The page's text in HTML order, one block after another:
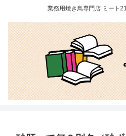
業務用焼き鳥専門店 ミート